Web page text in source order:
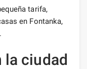
tarifa,
en Fontanka,
la ciudad